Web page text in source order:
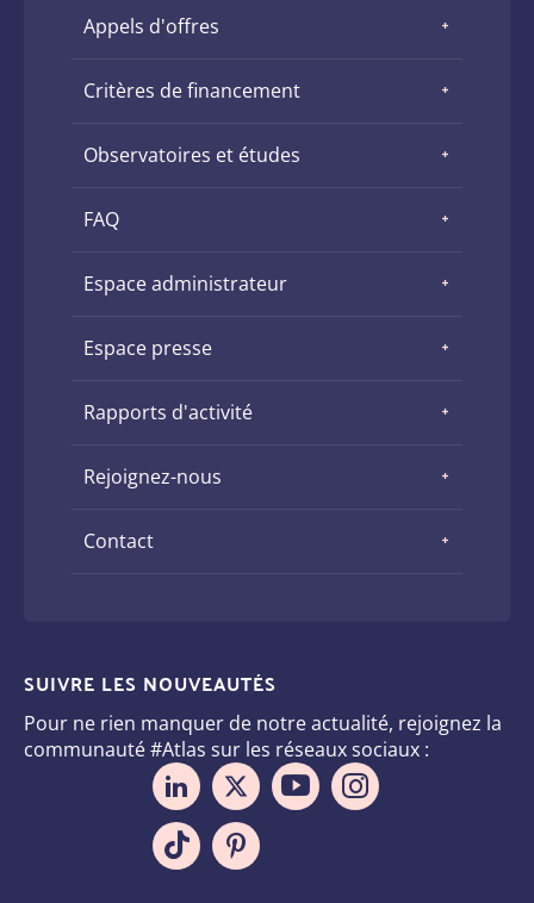
Appels d'offres
Critères de financement
Observatoires et études
FAQ
Espace administrateur
Espace presse
Rapports d'activité
Rejoignez-nous
Contact
SUIVRE LES NOUVEAUTÉS
Pour ne rien manquer de notre actualité, rejoignez la
communauté #Atlas sur les réseaux sociaux :